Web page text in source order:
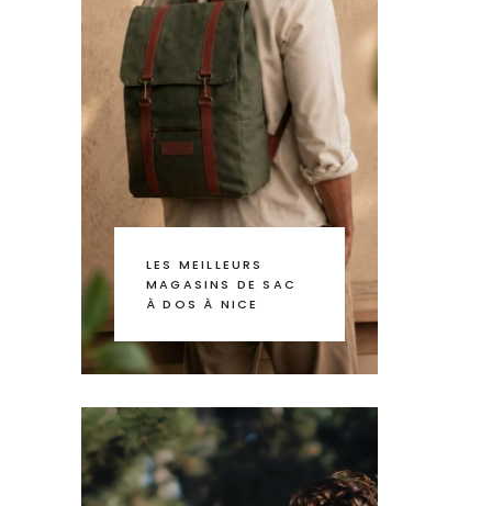
LES MEILLEURS
MAGASINS DE SAC
À DOS À NICE